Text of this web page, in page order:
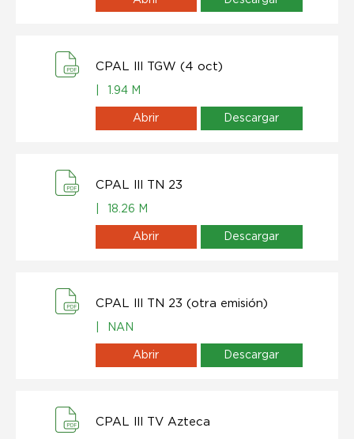
CPAL lll TGW (4 oct)
1.94 M
Abrir Descargar
CPAL lll TN 23
18.26 M
Abrir Descargar
CPAL lll TN 23 (otra emisión)
NAN
Abrir Descargar
CPAL lll TV Azteca